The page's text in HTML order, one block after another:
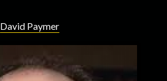
David Paymer